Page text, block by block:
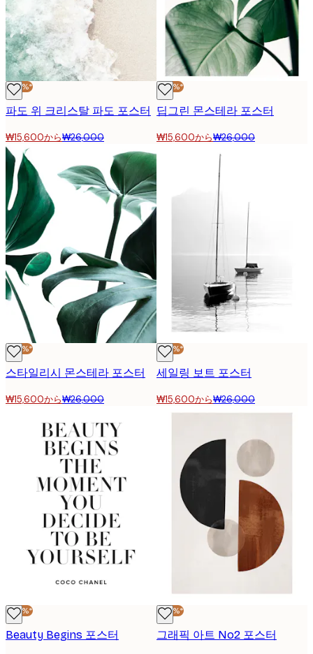
-40%*
파도 위 크리스탈 파도 포스터
₩15,600から₩26,000
-40%*
딥그린 몬스테라 포스터
₩15,600から₩26,000
-40%*
스타일리시 몬스테라 포스터
₩15,600から₩26,000
-40%*
세일링 보트 포스터
₩15,600から₩26,000
-40%*
Beauty Begins 포스터
-40%*
그래픽 아트 No2 포스터